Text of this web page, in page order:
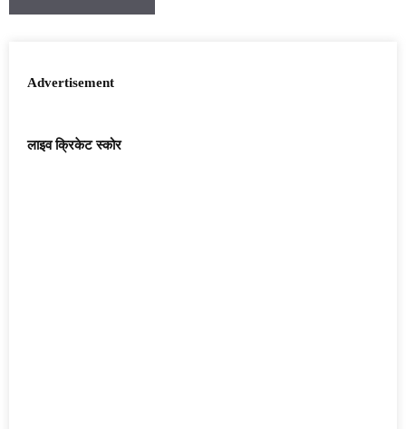
Advertisement
लाइव क्रिकेट स्कोर